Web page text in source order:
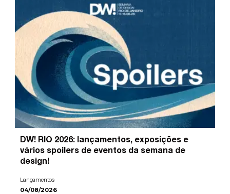
DW! RIO 2026: lançamentos, exposições e
vários spoilers de eventos da semana de
design!
Lançamentos
04/08/2026